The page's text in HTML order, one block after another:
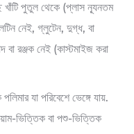
খাঁটি পুতুল থেকে (প্লাস ন্যূনতম
নেই, গ্লুটেন, দুগ্ধ, বা
বা রঞ্জক নেই (কাস্টমাইজ করা
যা পরিবেশে ভেঙ্গে যায়.
ভিত্তিক বা পশু-ভিত্তিক